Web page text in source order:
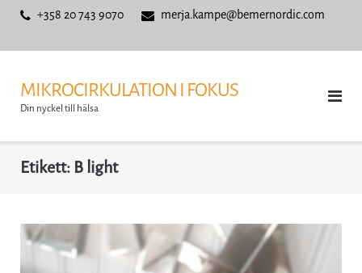
+358 20 743 9070 merja.kampe@bemernordic.com
MIKROCIRKULATION I FOKUS
Din nyckel till hälsa
Etikett: B light